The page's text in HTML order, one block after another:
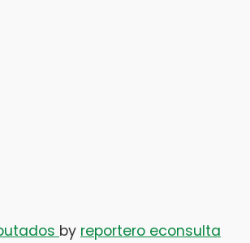
by reportero econsulta